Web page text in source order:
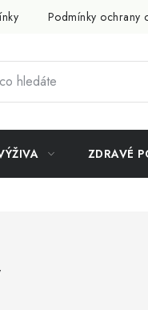
Podmínky ochrany
ZDRAVÉ